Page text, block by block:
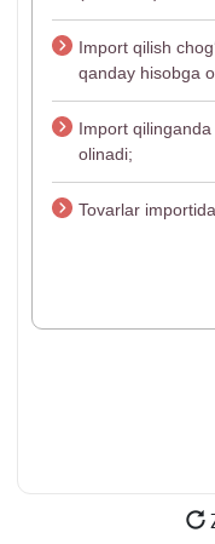
Import qilish
qanday hisobga
Import
olinadi;
Tovarlar